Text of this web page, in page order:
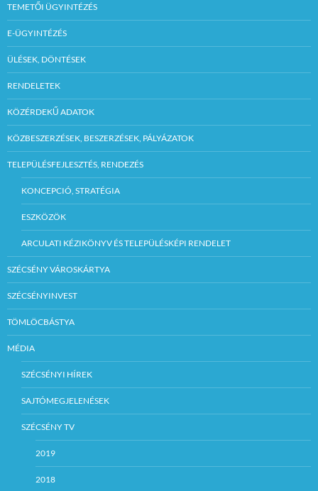
TEMETŐI ÜGYINTÉZÉS
E-ÜGYINTÉZÉS
ÜLÉSEK, DÖNTÉSEK
RENDELETEK
KÖZÉRDEKŰ ADATOK
KÖZBESZERZÉSEK, BESZERZÉSEK, PÁLYÁZATOK
TELEPÜLÉSFEJLESZTÉS, RENDEZÉS
KONCEPCIÓ, STRATÉGIA
ESZKÖZÖK
ARCULATI KÉZIKÖNYV ÉS TELEPÜLÉSKÉPI RENDELET
SZÉCSÉNY VÁROSKÁRTYA
SZÉCSÉNYINVEST
TÖMLÖCBÁSTYA
MÉDIA
SZÉCSÉNYI HÍREK
SAJTÓMEGJELENÉSEK
SZÉCSÉNY TV
2019
2018